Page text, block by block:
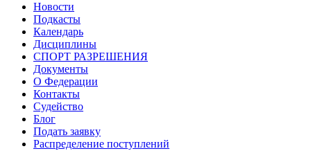
Новости
Подкасты
Календарь
Дисциплины
СПОРТ РАЗРЕШЕНИЯ
Документы
О Федерации
Контакты
Судейство
Блог
Подать заявку
Распределение поступлений